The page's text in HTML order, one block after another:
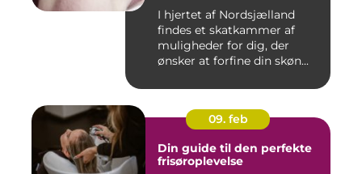
I hjertet af Nordsjælland
findes et skatkammer af
muligheder for dig, der
ønsker at forfine din skøn...
09. feb
Din guide til den perfekte
frisøroplevelse